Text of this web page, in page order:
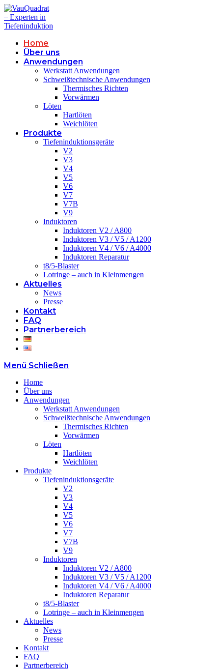
Home
Über uns
Anwendungen
Werkstatt Anwendungen
Schweißtechnische Anwendungen
Thermisches Richten
Vorwärmen
Löten
Hartlöten
Weichlöten
Produkte
Tiefeninduktionsgeräte
V2
V3
V4
V5
V6
V7
V7B
V9
Induktoren
Induktoren V2 / A800
Induktoren V3 / V5 / A1200
Induktoren V4 / V6 / A4000
Induktoren Reparatur
t8/5-Blaster
Lotringe – auch in Kleinmengen
Aktuelles
News
Presse
Kontakt
FAQ
Partnerbereich
Menü Schließen
Home
Über uns
Anwendungen
Werkstatt Anwendungen
Schweißtechnische Anwendungen
Thermisches Richten
Vorwärmen
Löten
Hartlöten
Weichlöten
Produkte
Tiefeninduktionsgeräte
V2
V3
V4
V5
V6
V7
V7B
V9
Induktoren
Induktoren V2 / A800
Induktoren V3 / V5 / A1200
Induktoren V4 / V6 / A4000
Induktoren Reparatur
t8/5-Blaster
Lotringe – auch in Kleinmengen
Aktuelles
News
Presse
Kontakt
FAQ
Partnerbereich